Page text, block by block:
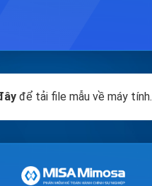
để tải file mẫu về máy tính.